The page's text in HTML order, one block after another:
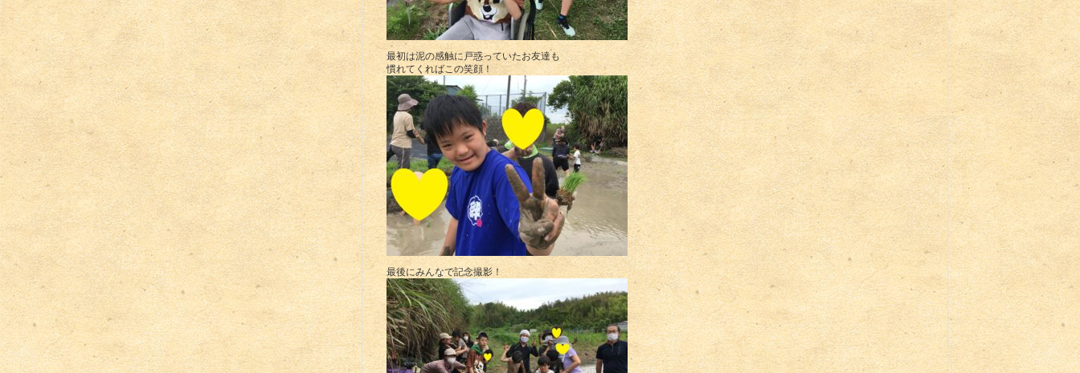
最初は泥の感触に戸惑っていたお友達も
慣れてくればこの笑顔！
最後にみんなで記念撮影！